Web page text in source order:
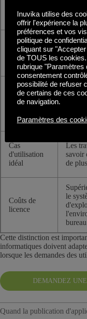
ressources
Compatibilité
des appareils
Peut
clients
Frais
généraux de
jour
Cas
d'utilisation
idéal
Les
savoir
de
Coûts de
licence
le
bureau
Cette distinction est
informatiques doivent
lorsque les demandes des
DEMANDEZ
Quand la publication
Inuvika utilise des
offrir l'expérience la
préférences et vos
politique de
cliquant sur
de TOUS les
rubrique
consentement
possibilité de refuser
de certains de ces
de navigation.
Paramètres des